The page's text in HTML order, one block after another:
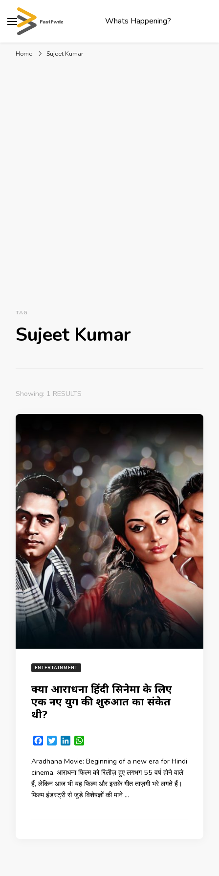
Whats Happening?
Home Sujeet Kumar
TAG
Sujeet Kumar
Showing: 1 RESULTS
ENTERTAINMENT
क्यों आराधना हिंदी सिनेमा के लिए
एक नए युग की शुरुआत का संकेत
थी?
Facebook
TwitterLinkedIn
Aradhana Movie: Beginning of a new era for Hindi
cinema. आराधना फिल्म को रिलीज़ हुए लगभग 55 वर्ष होने वाले
हैं, लेकिन आज भी यह फिल्म और इसके गीत ताज़गी भरे लगते हैं।
फिल्म इंडस्ट्री से जुड़े विशेषज्ञों की माने …